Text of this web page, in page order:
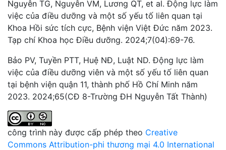
Nguyễn TG, Nguyễn VM, Lương QT, et al. Động lực làm
việc của điều dưỡng và một số yếu tố liên quan tại
Khoa Hồi sức tích cực, Bệnh viện Việt Đức năm 2023.
Tạp chí Khoa học Điều dưỡng. 2024;7(04):69-76.
Bảo PV, Tuyền PTT, Huệ NĐ, Luật ND. Động lực làm
việc của điều dưỡng viên và một số yếu tố liên quan
tại bệnh viện quận 11, thành phố Hồ Chí Minh năm
2023. 2024;65(CĐ 8-Trường ĐH Nguyễn Tất Thành)
công trình này được cấp phép theo Creative
Commons Attribution-phi thương mại 4.0 International